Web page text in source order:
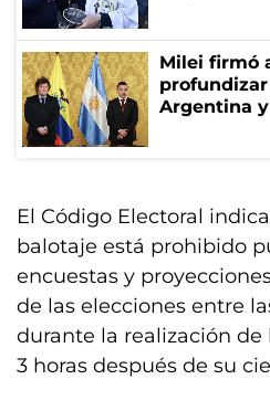
Milei firmó
Argentina
El Código Electoral
balotaje está prohibido
encuestas y
de las elecciones entre
durante la realización de
3 horas después de su